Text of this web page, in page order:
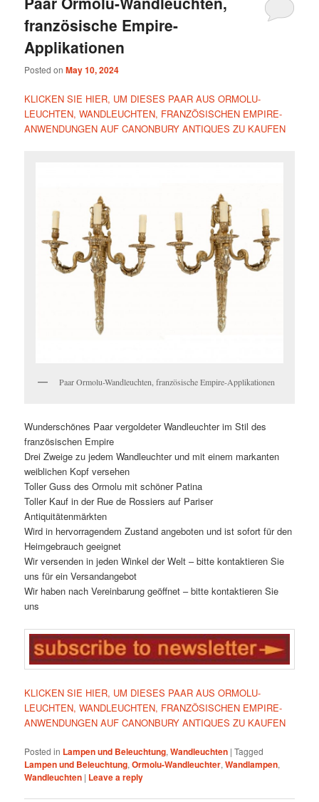
französische Empire-
Applikationen
Posted onMay 10, 2024
KLICKEN SIE HIER, UM DIESES PAAR AUS ORMOLU-
LEUCHTEN, WANDLEUCHTEN, FRANZÖSISCHEN EMPIRE-
ANWENDUNGEN AUF CANONBURY ANTIQUES ZU KAUFEN
Paar Ormolu-Wandleuchten, französische Empire-Applikationen
Wunderschönes Paar vergoldeter Wandleuchter im Stil des
französischen Empire
Drei Zweige zu jedem Wandleuchter und mit einem markanten
weiblichen Kopf versehen
Toller Guss des Ormolu mit schöner Patina
Toller Kauf in der Rue de Rossiers auf Pariser
Antiquitätenmärkten
Wird in hervorragendem Zustand angeboten und ist sofort für den
Heimgebrauch geeignet
Wir versenden in jeden Winkel der Welt – bitte kontaktieren Sie
uns für ein Versandangebot
Wir haben nach Vereinbarung geöffnet – bitte kontaktieren Sie
uns
KLICKEN SIE HIER, UM DIESES PAAR AUS ORMOLU-
LEUCHTEN, WANDLEUCHTEN, FRANZÖSISCHEN EMPIRE-
ANWENDUNGEN AUF CANONBURY ANTIQUES ZU KAUFEN
Posted in Lampen und Beleuchtung,Wandleuchten |Tagged
Lampen und Beleuchtung,Ormolu-Wandleuchter,Wandlampen,
Wandleuchten | Leave a reply